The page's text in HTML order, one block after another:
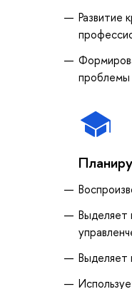
Развитие
проблемы
Выделяет
Выделяет